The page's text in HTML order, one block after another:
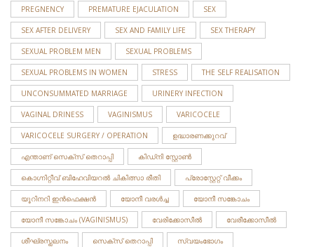
PREGNENCY PREMATURE EJACULATION SEX
SEX AFTER DELIVERY SEX AND FAMILY LIFE SEX THERAPY
SEXUAL PROBLEM MEN SEXUAL PROBLEMS
SEXUAL PROBLEMS IN WOMEN STRESS THE SELF REALISATION
UNCONSUMMATED MARRIAGE URINERY INFECTION
VAGINAL DRINESS VAGINISMUS VARICOCELE
VARICOCELE SURGERY / OPERATION ഉദ്ധാരണക്കുറവ്
എന്താണ് സെക്സ് തെറാപ്പി കിഡ്നി സ്റ്റോണ്‍
കൊഗ്നിറ്റീവ് ബിഹേവിയറൽ ചികിത്സാ രീതി പ്രോസ്റ്റേറ്റ് വീക്കം
യൂറിനറി ഇന്‍ഫെക്ഷന്‍ യോനീ വരള്‍ച്ച യോനീ സങ്കോചം
യോനീ സങ്കോചം (VAGINISMUS) വേരിക്കോസീല്‍ വേരീക്കോസീൽ
ശീഘ്രസ്ഖലനം സെക്‌സ് തെറാപ്പി സ്വയംഭോഗം